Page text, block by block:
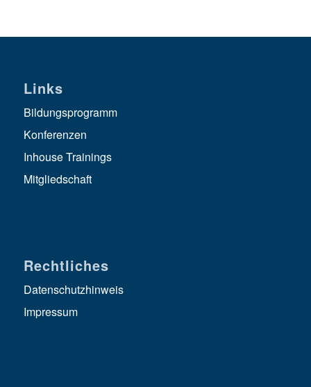
Links
Bildungsprogramm
Konferenzen
Inhouse Trainings
Mitgliedschaft
Rechtliches
Datenschutzhinweis
Impressum